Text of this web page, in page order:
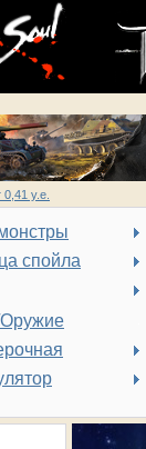
у.е.
спойла